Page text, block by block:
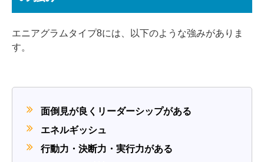
エニアグラムタイプ8には、以下のような強みがありま
す。
面倒見が良くリーダーシップがある
エネルギッシュ
行動力・決断力・実行力がある